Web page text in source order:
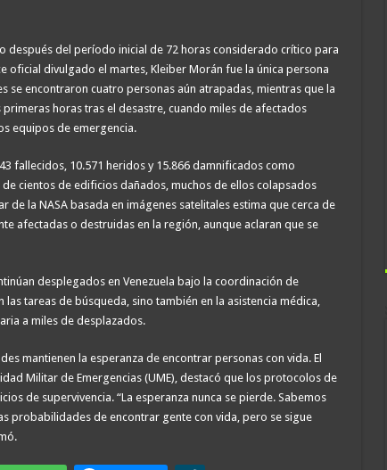
después del período inicial de 72 horas considerado crítico para
oficial divulgado el martes, Kleiber Morán fue la única persona
se encontraron cuatro personas aún atrapadas, mientras que la
horas tras el desastre, cuando miles de afectados
equipos de emergencia.
fallecidos, 10.571 heridos y 15.866 damnificados como
cientos de edificios dañados, muchos de ellos colapsados
de la NASA basada en imágenes satelitales estima que cerca de
afectadas o destruidas en la región, aunque aclaran que se
desplegados en Venezuela bajo la coordinación de
tareas de búsqueda, sino también en la asistencia médica,
a miles de desplazados.
mantienen la esperanza de encontrar personas con vida. El
Militar de Emergencias (UME), destacó que los protocolos de
de supervivencia. “La esperanza nunca se pierde. Sabemos
probabilidades de encontrar gente con vida, pero se sigue